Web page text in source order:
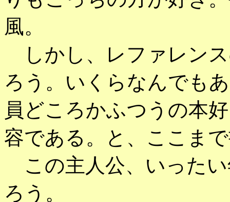
風。
しかし、レファレン
ろう。いくらなんでも
員どころかふつうの本
容である。と、ここま
この主人公、いった
ろう。